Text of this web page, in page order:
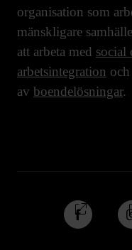
organisation som
mänskligare
att arbeta med social
arbetsintegration
av boendelösningar.
Följ
oss